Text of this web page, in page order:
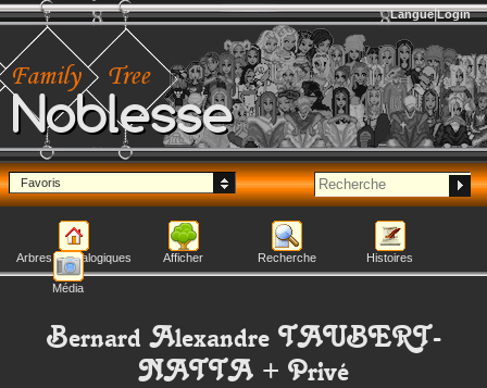
Noblesse
Langue Login
Favoris
Arbres généalogiques Afficher Recherche Histoires
Média
Bernard AlexandreTAUBERT-
NATTA + Privé